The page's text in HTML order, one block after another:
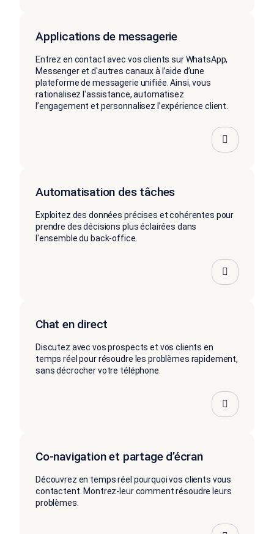
Applications de messagerie
Entrez en contact avec vos clients sur WhatsApp,
Messenger et d'autres canaux à l’aide d’une
plateforme de messagerie unifiée. Ainsi, vous
rationalisez l'assistance, automatisez
l’engagement et personnalisez l’expérience client.
Automatisation des tâches
Exploitez des données précises et cohérentes pour
prendre des décisions plus éclairées dans
l'ensemble du back-office.
Chat en direct
Discutez avec vos prospects et vos clients en
temps réel pour résoudre les problèmes rapidement,
sans décrocher votre téléphone.
Co-navigation et partage d’écran
Découvrez en temps réel pourquoi vos clients vous
contactent. Montrez-leur comment résoudre leurs
problèmes.